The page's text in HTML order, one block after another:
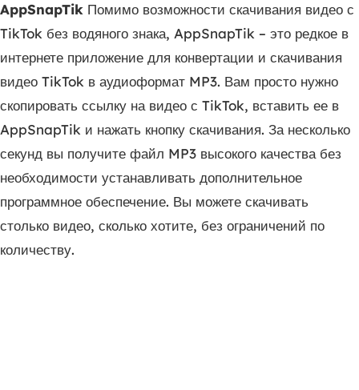
AppSnapTik Помимо возможности скачивания видео с
TikTok без водяного знака, AppSnapTik – это редкое в
интернете приложение для конвертации и скачивания
видео TikTok в аудиоформат MP3. Вам просто нужно
скопировать ссылку на видео с TikTok, вставить ее в
AppSnapTik и нажать кнопку скачивания. За несколько
секунд вы получите файл MP3 высокого качества без
необходимости устанавливать дополнительное
программное обеспечение. Вы можете скачивать
столько видео, сколько хотите, без ограничений по
количеству.